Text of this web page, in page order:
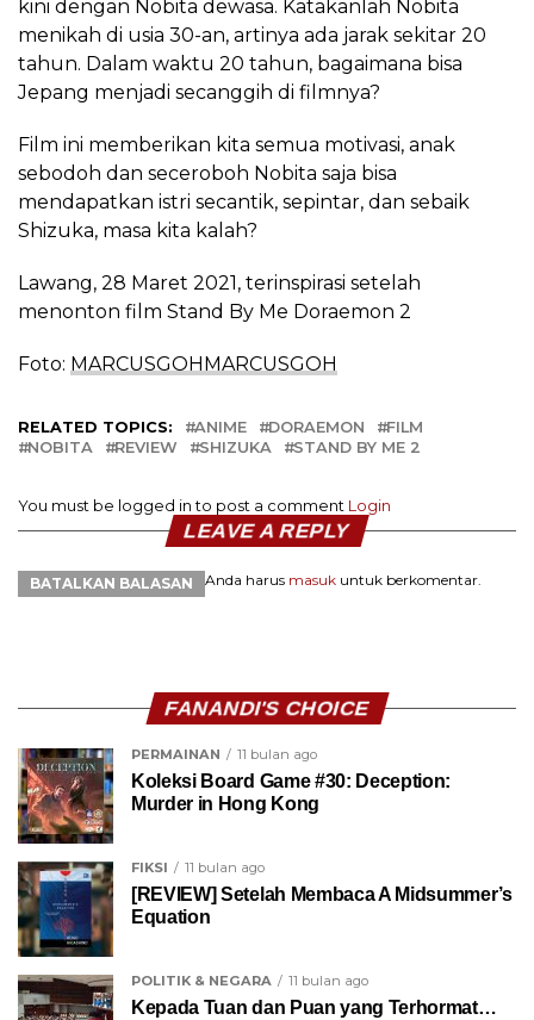
kini dengan Nobita dewasa. Katakanlah Nobita
menikah di usia 30-an, artinya ada jarak sekitar 20
tahun. Dalam waktu 20 tahun, bagaimana bisa
Jepang menjadi secanggih di filmnya?
Film ini memberikan kita semua motivasi, anak
sebodoh dan seceroboh Nobita saja bisa
mendapatkan istri secantik, sepintar, dan sebaik
Shizuka, masa kita kalah?
Lawang, 28 Maret 2021, terinspirasi setelah
menonton film Stand By Me Doraemon 2
Foto: MARCUSGOHMARCUSGOH
RELATED TOPICS: ANIME DORAEMON
FILM
NOBITA
REVIEW SHIZUKA STAND BY ME 2
You must be logged in to post a comment Login
LEAVE A REPLY
BATALKAN BALASAN Anda harus masuk untuk berkomentar.
FANANDI'S CHOICE
PERMAINAN 11 bulan ago
Koleksi Board Game #30: Deception:
Murder in Hong Kong
FIKSI 11 bulan ago
[REVIEW] Setelah Membaca A Midsummer’s
Equation
POLITIK & NEGARA 11 bulan ago
Kepada Tuan dan Puan yang Terhormat…